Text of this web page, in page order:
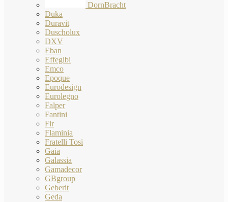
DornBracht
Duka
Duravit
Duscholux
DXV
Eban
Effegibi
Emco
Epoque
Eurodesign
Eurolegno
Falper
Fantini
Fir
Flaminia
Fratelli Tosi
Gaia
Galassia
Gamadecor
GBgroup
Geberit
Geda